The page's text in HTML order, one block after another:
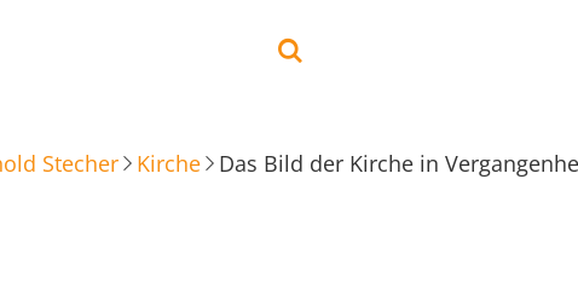
Stecher Kirche Das Bild der Kirche in